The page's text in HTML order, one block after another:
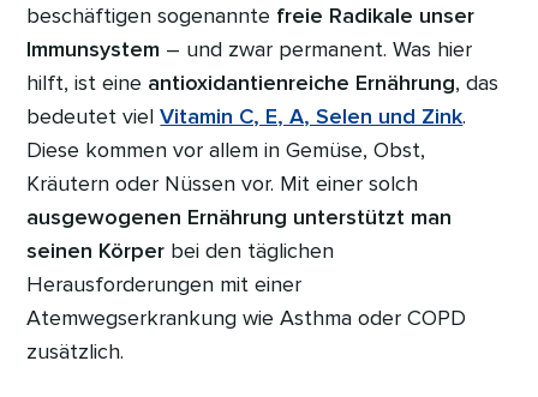
beschäftigen sogenannte freie Radikale unser
Immunsystem – und zwar permanent. Was hier
hilft, ist eine antioxidantienreiche Ernährung, das
bedeutet vielVitamin C, E, A, Selen und Zink.
Diese kommen vor allem in Gemüse, Obst,
Kräutern oder Nüssen vor. Mit einer solch
ausgewogenen Ernährung unterstützt man
seinen Körper bei den täglichen
Herausforderungen mit einer
Atemwegserkrankung wie Asthma oder COPD
zusätzlich.